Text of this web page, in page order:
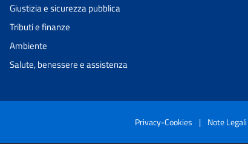
Giustizia e sicurezza pubblica
Tributi e finanze
Ambiente
Salute, benessere e assistenza
Privacy-Cookies | Note Legali